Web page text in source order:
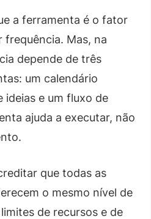
a ferramenta é o fator
frequência. Mas, na
depende de três
um calendário
ideias e um fluxo de
ajuda a executar, não
que todas as
o mesmo nível de
de recursos e de